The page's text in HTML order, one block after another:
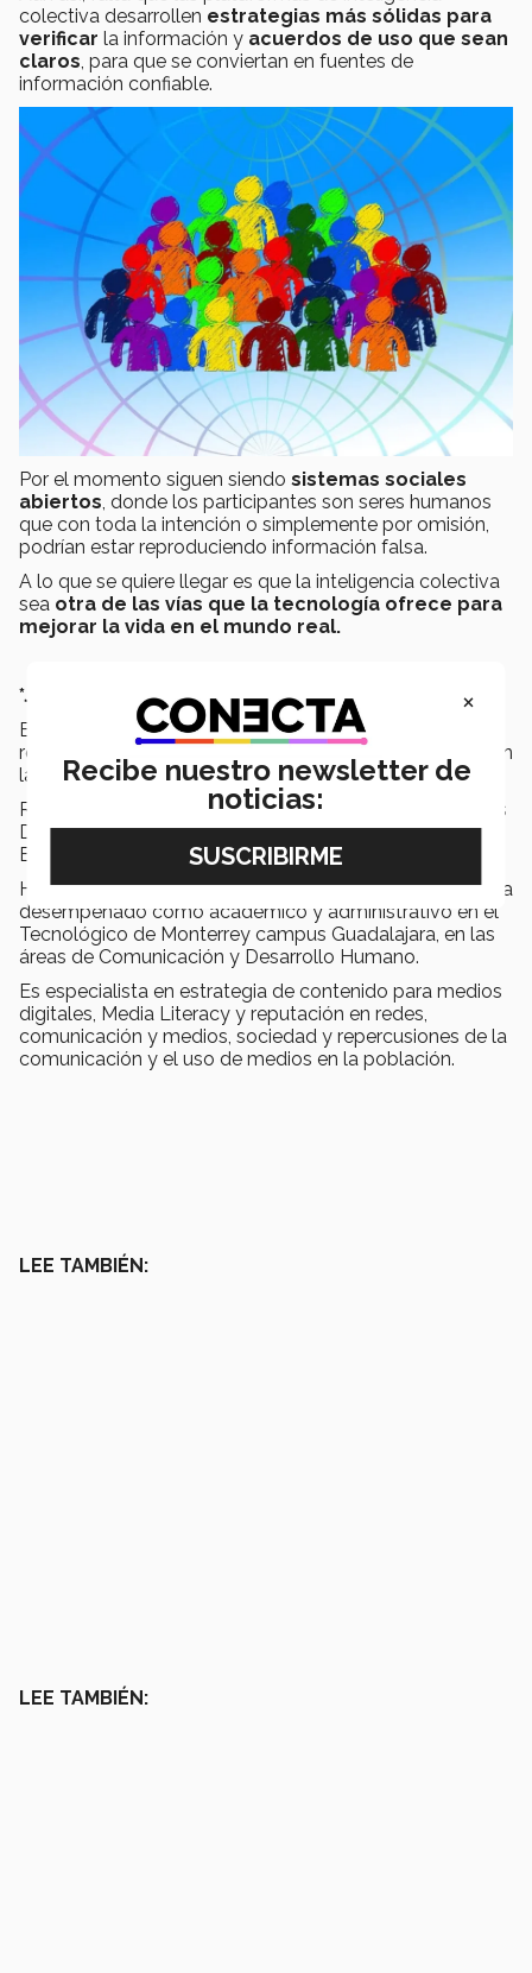
colectiva desarrollen estrategias más sólidas para
verificar la información y acuerdos de uso que sean
claros, para que se conviertan en fuentes de
información confiable.
Por el momento siguen siendo sistemas sociales
abiertos, donde los participantes son seres humanos
que con toda la intención o simplemente por omisión,
podrían estar reproduciendo información falsa.
A lo que se quiere llegar es que la inteligencia colectiva
sea otra de las vías que la tecnología ofrece para
mejorar la vida en el mundo real.
*Juan Carlos Villalobos
Especialista en comunicación y medios, sociedad y
repercusiones de la comunicación y el uso de medios en
la población.
Recibió el grado de Maestro en Comunicación y Medios
Digitales por la Universidad de Washington, en Seattle,
Estados Unidos.
Ha colaborado para el servicio público en Jalisco y se ha
desempeñado como académico y administrativo en el
Tecnológico de Monterrey campus Guadalajara, en las
áreas de Comunicación y Desarrollo Humano.
Es especialista en estrategia de contenido para medios
digitales, Media Literacy y reputación en redes,
comunicación y medios, sociedad y repercusiones de la
comunicación y el uso de medios en la población.
LEE TAMBIÉN:
LEE TAMBIÉN:
×
Recibe nuestro newsletter de
noticias: